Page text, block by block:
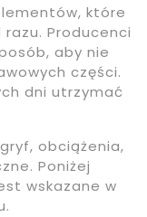
które
Producenci
aby nie
części.
dni utrzymać
obciążenia,
Poniżej
wskazane w